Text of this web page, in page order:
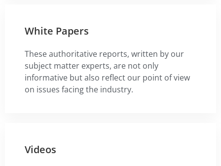
White Papers
These authoritative reports, written by our
subject matter experts, are not only
informative but also reflect our point of view
on issues facing the industry.
Videos